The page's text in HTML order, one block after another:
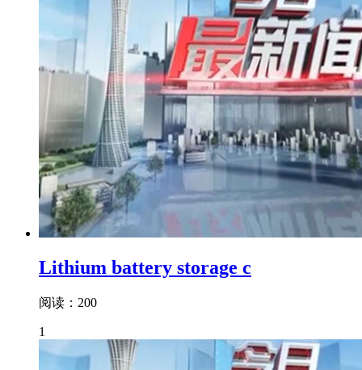
Lithium battery storage c
阅读：200
1